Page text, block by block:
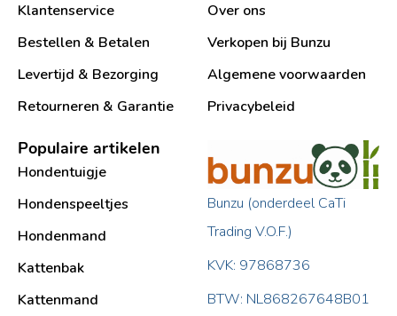
Klantenservice
Bestellen & Betalen
Levertijd & Bezorging
Retourneren & Garantie
Over ons
Verkopen bij Bunzu
Algemene voorwaarden
Privacybeleid
Populaire artikelen
Hondentuigje
Hondenspeeltjes
Hondenmand
Kattenbak
Kattenmand
Bunzu (onderdeel CaTi
Trading V.O.F.)
KVK: 97868736
BTW: NL868267648B01